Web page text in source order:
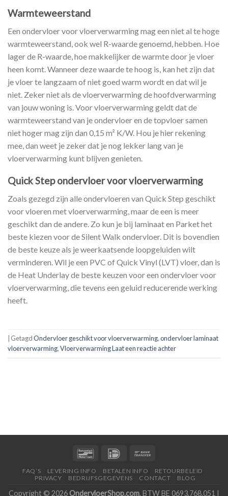
Warmteweerstand
Een ondervloer voor vloerverwarming mag een niet al te hoge
warmteweerstand, ook wel R-waarde genoemd, hebben. Hoe
lager de R-waarde, hoe makkelijker de warmte door je vloer
heen komt. Wanneer deze waarde te hoog is, kan het zijn dat
je vloer te langzaam of niet goed warm wordt en dat wil je
niet. Zeker niet als de vloerverwarming de hoofdverwarming
van jouw woning is. Voor vloerverwarming geldt dat de
warmteweerstand van je ondervloer en de topvloer samen
niet hoger mag zijn dan 0,15 m² K/W. Hou je hier rekening
mee, dan weet je zeker dat je nog lekker lang van je
vloerverwarming kunt blijven genieten.
Quick Step ondervloer voor vloerverwarming
Zoals gezegd zijn alle ondervloeren van Quick Step geschikt
voor vloeren met vloerverwarming, maar de een is meer
geschikt dan de andere. Zo kun je bij laminaat en Parket het
beste kiezen voor de Silent Walk ondervloer. Dit is bovendien
de beste keuze als je weerkaatsende loopgeluiden wilt
verminderen. Wil je een PVC of Quick Vinyl (LVT) vloer, dan is
de Heat Underlay de beste keuzen voor een ondervloer voor
vloerverwarming, die tevens een geluid reducerende werking
heeft.
GetagdOndervloer geschikt voor vloerverwarming,ondervloer laminaat
vloerverwarming,VloerverwarmingLaat een reactie achter
FAQ’S LEVERING INFO BETALEN INFO
RETOURBELEID
PRIVACY
BEDRIJFSGEGEVENS CONTACT BLOG
Copyright © 2026 OndervloerShop.com. BTW BE 0693.768.051 |